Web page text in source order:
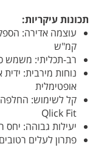
תכונות עיקריות:
קמ"ש
רב-תכליתי: משמש
נוחות מירבית:
אופטימלית
קל לשימוש: החלפה
Qlick Fit
יעילות גבוהה: יחס
פתרון לעלים